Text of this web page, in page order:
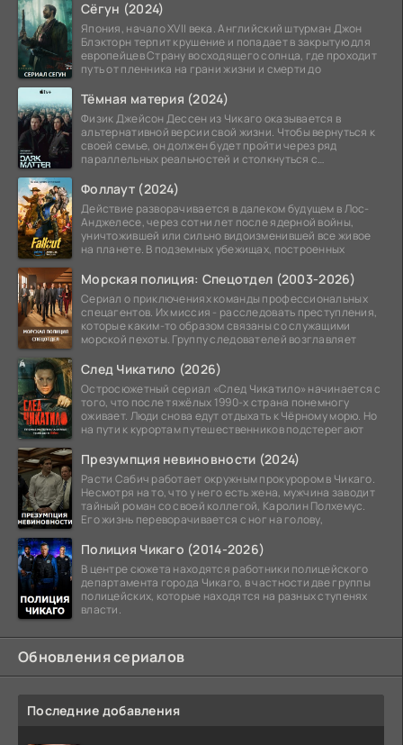
Сёгун (2024)
Япония, начало XVII века. Английский штурман Джон
Блэкторн терпит крушение и попадает в закрытую для
европейцев Страну восходящего солнца, где проходит
путь от пленника на грани жизни и смерти до
Тёмная материя (2024)
Физик Джейсон Дессен из Чикаго оказывается в
альтернативной версии свой жизни. Чтобы вернуться к
своей семье, он должен будет пройти через ряд
параллельных реальностей и столкнуться с
Фоллаут (2024)
Действие разворачивается в далеком будущем в Лос-
Анджелесе, через сотни лет после ядерной войны,
уничтожившей или сильно видоизменившей все живое
на планете. В подземных убежищах, построенных
Морская полиция: Спецотдел (2003-2026)
Сериал о приключениях команды профессиональных
спецагентов. Их миссия - расследовать преступления,
которые каким-то образом связаны со служащими
морской пехоты. Группу следователей возглавляет
След Чикатило (2026)
Остросюжетный сериал «След Чикатило» начинается с
того, что после тяжёлых 1990-х страна понемногу
оживает. Люди снова едут отдыхать к Чёрному морю. Но
на пути к курортам путешественников подстерегают
Презумпция невиновности (2024)
Расти Сабич работает окружным прокурором в Чикаго.
Несмотря на то, что у него есть жена, мужчина заводит
тайный роман со своей коллегой, Каролин Полхемус.
Его жизнь переворачивается с ног на голову,
Полиция Чикаго (2014-2026)
В центре сюжета находятся работники полицейского
департамента города Чикаго, в частности две группы
полицейских, которые находятся на разных ступенях
власти.
Обновления сериалов
Последние добавления